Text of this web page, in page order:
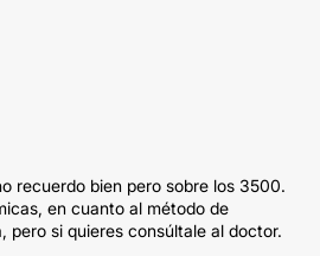
recuerdo bien pero sobre los 3500.
en cuanto al método de
pero si quieres consúltale al doctor.